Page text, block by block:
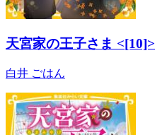
天宮家の王子さま <[10]>
白井 ごはん